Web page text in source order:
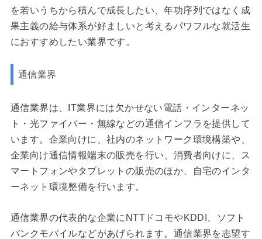
を若いうちから積んで成長したい、年功序列ではなく成
果主義の給与体系が好ましいと考えるパワフルな就活生
におすすめしたい業界です。
通信業界
通信業界は、IT業界には欠かせない電話・インターネッ
ト・光ファイバー・無線などの通信インフラを提供して
います。企業向けに、社内のネットワーク環境構築や、
企業向け通信情報端末の販売を行い、消費者向けに、ス
マートフォンやタブレットの販売のほか、自宅のインタ
ーネット環境整備を行います。
通信業界の代表的な企業にNTTドコモやKDDI、ソフト
バンクモバイルなどがあげられます。通信業界を志望す